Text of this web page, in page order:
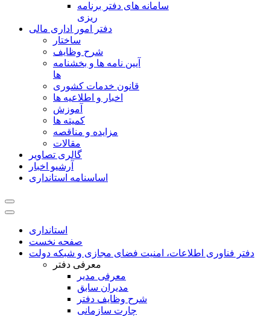
سامانه های دفتر برنامه
ریزی
دفتر امور اداری مالی
ساختار
شرح وظایف
آیین نامه ها و بخشنامه
ها
قانون خدمات کشوری
اخبار و اطلاعیه ها
آموزش
کمیته ها
مزایده و مناقصه
مقالات
گالری تصاویر
آرشیو اخبار
اساسنامه استانداری
استانداری
صفحه نخست
دفتر فناوری اطلاعات، امنیت فضای مجازی و شبکه دولت
معرفی دفتر
معرفی مدیر
مدیران سابق
شرح وظایف دفتر
چارت سازمانی